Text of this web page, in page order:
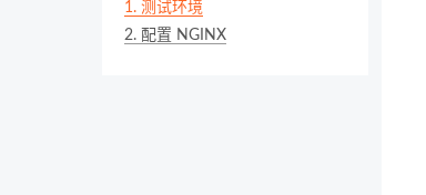
1. 测试环境
2. 配置 NGINX